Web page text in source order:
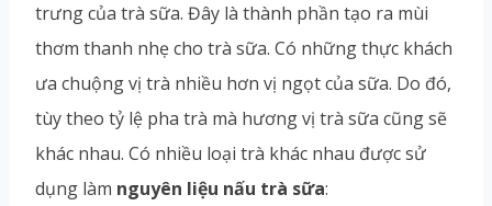
trưng của trà sữa. Đây là thành phần tạo ra mùi
thơm thanh nhẹ cho trà sữa. Có những thực khách
ưa chuộng vị trà nhiều hơn vị ngọt của sữa. Do đó,
tùy theo tỷ lệ pha trà mà hương vị trà sữa cũng sẽ
khác nhau. Có nhiều loại trà khác nhau được sử
dụng làm nguyên liệu nấu trà sữa: